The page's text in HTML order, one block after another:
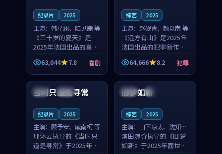
纪录片 2025
主演： 韩星澜、陆见鹿 等
《三十岁的夏天》是
2025年法国出品的喜剧
新作，主创团队希望用
深夜电台的故事让观众
停下来想一想。韩星澜
角色，山田纯一的叙事
63,044 7.8 喜剧
综艺 2025
主演： 赵砚青、颜以南 等
《远方有山》是2025年
法国出品的犯罪新作，
主创团队希望用高校追
梦的故事让观众停下来
想一想。赵砚青领衔，
颜以南担任重要角色，
山田纯一的叙事节奏
64,666 8.2 犯罪
泰国 杜比
当时只道是寻常
纪录片 2025
主演： 顾予安、戚南柯 等
邢沐云执导的《当时只
道是寻常》于2025年面
中国 高分
旧梦如新
综艺 2025
主演： 山下凉太、沈知韵
等
滨田凉介执导的《旧梦
如新》于2025年面世，